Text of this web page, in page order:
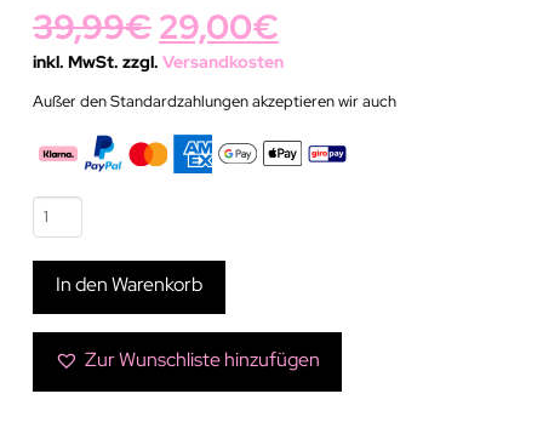
39,99€Ursprünglicher
Preis
war:
39,99€
29,00€Aktueller
Preis
ist:
29,00€.
inkl. MwSt. zzgl. Versandkosten
Außer den Standardzahlungen akzeptieren wir auch
Grüne
Kontaktlinse
|
Caribbean
Green
Menge
In den Warenkorb
Zur Wunschliste hinzufügen